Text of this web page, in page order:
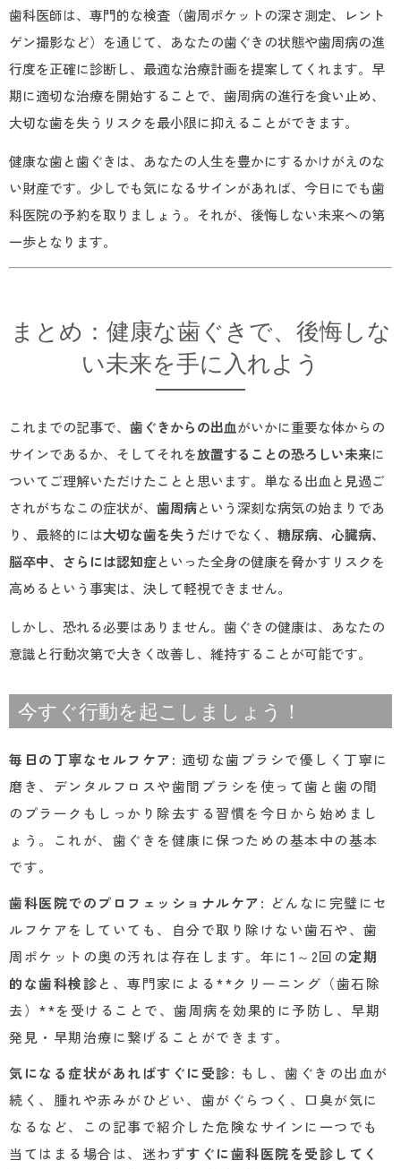
歯科医師は、専門的な検査（歯周ポケットの深さ測定、レント
ゲン撮影など）を通じて、あなたの歯ぐきの状態や歯周病の進
行度を正確に診断し、最適な治療計画を提案してくれます。早
期に適切な治療を開始することで、歯周病の進行を食い止め、
大切な歯を失うリスクを最小限に抑えることができます。
健康な歯と歯ぐきは、あなたの人生を豊かにするかけがえのな
い財産です。少しでも気になるサインがあれば、今日にでも歯
科医院の予約を取りましょう。それが、後悔しない未来への第
一歩となります。
まとめ：健康な歯ぐきで、後悔しな
い未来を手に入れよう
これまでの記事で、 歯ぐきからの出血がいかに重要な体からの
サインであるか、そしてそれを放置することの恐ろしい未来に
ついてご理解いただけたことと思います。単なる出血と見過ご
されがちなこの症状が、 歯周病という深刻な病気の始まりであ
り、最終的には大切な歯を失う だけでなく、 糖尿病、心臓病、
脳卒中、さらには認知症といった全身の健康を脅かすリスクを
高めるという事実は、決して軽視できません。
しかし、恐れる必要はありません。歯ぐきの健康は、あなたの
意識と行動次第で大きく改善し、維持することが可能です。
今すぐ行動を起こしましょう！
毎日の丁寧なセルフケア: 適切な歯ブラシで優しく丁寧に
磨き、デンタルフロスや歯間ブラシを使って歯と歯の間
のプラークもしっかり除去する習慣を今日から始めまし
ょう。これが、歯ぐきを健康に保つための基本中の基本
です。
歯科医院でのプロフェッショナルケア: どんなに完璧にセ
ルフケアをしていても、自分で取り除けない歯石や、歯
周ポケットの奥の汚れは存在します。年に1～2回の定期
的な歯科検診と、専門家による**クリーニング（歯石除
去）**を受けることで、歯周病を効果的に予防し、早期
発見・早期治療に繋げることができます。
気になる症状があればすぐに受診: もし、歯ぐきの出血が
続く、腫れや赤みがひどい、歯がぐらつく、口臭が気に
なるなど、この記事で紹介した危険なサインに一つでも
当てはまる場合は、迷わずすぐに歯科医院を受診してく